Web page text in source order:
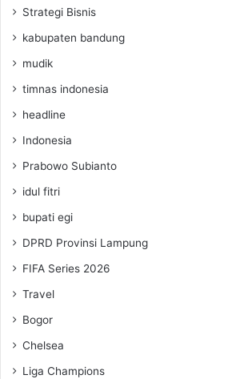
Strategi Bisnis
kabupaten bandung
mudik
timnas indonesia
headline
Indonesia
Prabowo Subianto
idul fitri
bupati egi
DPRD Provinsi Lampung
FIFA Series 2026
Travel
Bogor
Chelsea
Liga Champions